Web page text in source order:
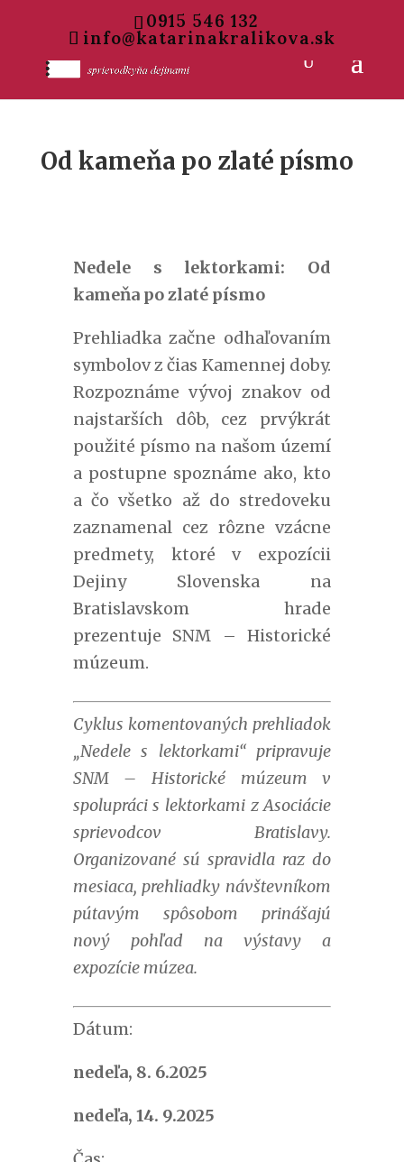
0915 546 132
info@katarinakralikova.sk
Od kameňa po zlaté písmo
Nedele s lektorkami: Od
kameňa po zlaté písmo
Prehliadka začne odhaľovaním
symbolov z čias Kamennej doby.
Rozpoznáme vývoj znakov od
najstarších dôb, cez prvýkrát
použité písmo na našom území
a postupne spoznáme ako, kto
a čo všetko až do stredoveku
zaznamenal cez rôzne vzácne
predmety, ktoré v expozícii
Dejiny Slovenska na
Bratislavskom hrade
prezentuje SNM – Historické
múzeum.
Cyklus komentovaných prehliadok
„Nedele s lektorkami“ pripravuje
SNM – Historické múzeum v
spolupráci s lektorkami z Asociácie
sprievodcov Bratislavy.
Organizované sú spravidla raz do
mesiaca, prehliadky návštevníkom
pútavým spôsobom prinášajú
nový pohľad na výstavy a
expozície múzea.
Dátum:
nedeľa, 8. 6.2025
nedeľa, 14. 9.2025